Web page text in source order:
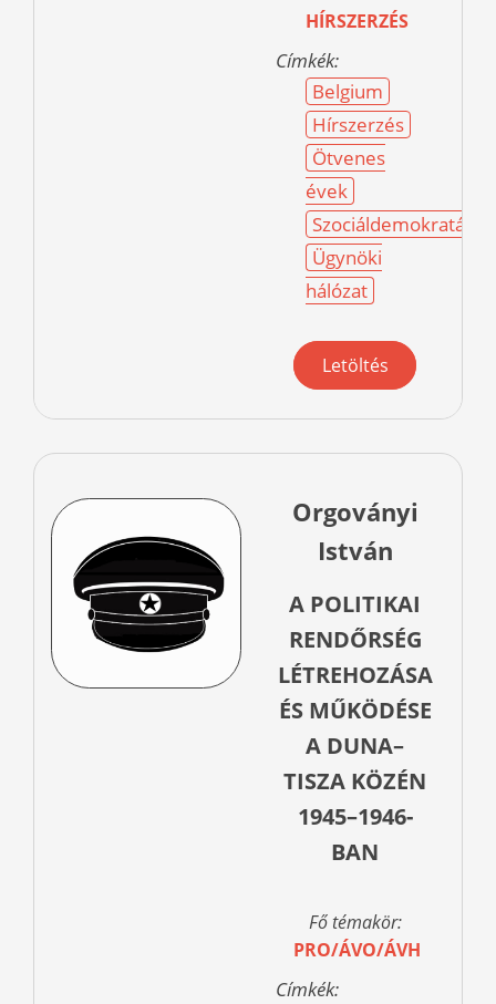
HÍRSZERZÉS
Címkék:
Belgium
Hírszerzés
Ötvenes
évek
Szociáldemokraták
Ügynöki
hálózat
Letöltés
Orgoványi
István
A POLITIKAI
RENDŐRSÉG
LÉTREHOZÁSA
ÉS MŰKÖDÉSE
A DUNA–
TISZA KÖZÉN
1945–1946-
BAN
Fő témakör:
PRO/ÁVO/ÁVH
Címkék: